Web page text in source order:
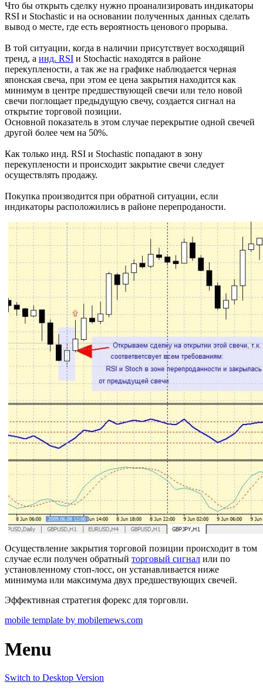
Что бы открыть сделку нужно проанализировать индикаторы
RSI и Stochastic и на основании полученных данных сделать
вывод о месте, где есть вероятность ценового прорыва.
В той ситуации, когда в наличии присутствует восходящий
тренд, а инд. RSI и Stochactic находятся в районе
перекуплености, а так же на графике наблюдается черная
японская свеча, при этом ее цена закрытия находится как
минимум в центре предшествующей свечи или тело новой
свечи поглощает предыдущую свечу, создается сигнал на
открытие торговой позиции.
Основной показатель в этом случае перекрытие одной свечей
другой более чем на 50%.
Как только инд. RSI и Stochastic попадают в зону
перекуплености и происходит закрытие свечи следует
осуществлять продажу.
Покупка производится при обратной ситуации, если
индикаторы расположились в районе перепроданости.
Осуществление закрытия торговой позиции происходит в том
случае если получен обратный торговый сигнал или по
установленному стоп-лосс, он устанавливается ниже
минимума или максимума двух предшествующих свечей.
Эффективная стратегия форекс для торговли.
mobile template by mobilemews.com
Menu
Switch to Desktop Version